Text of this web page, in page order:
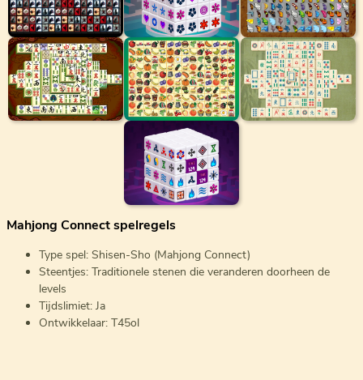
Mahjong Connect spelregels
Type spel: Shisen-Sho (Mahjong Connect)
Steentjes: Traditionele stenen die veranderen doorheen de
levels
Tijdslimiet: Ja
Ontwikkelaar: T45ol